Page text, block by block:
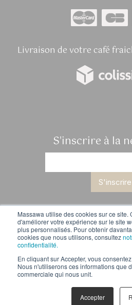
Massawa utilise des cookies sur ce site.
d'améliorer votre expérience sur le site
plus personnalisés. Pour obtenir
cookies que nous utilisons, consultez
confidentialité.
En cliquant sur Accepter, vous
Nous n'utiliserons ces informations que
commerciale qui nous unit.
Accepter
Livraison de votre café
S'inscrire à la
S'inscrire
nos cafés lifestyle histoire
contact
Mentions
Conditions générales
Une réalisation de site Internet signée